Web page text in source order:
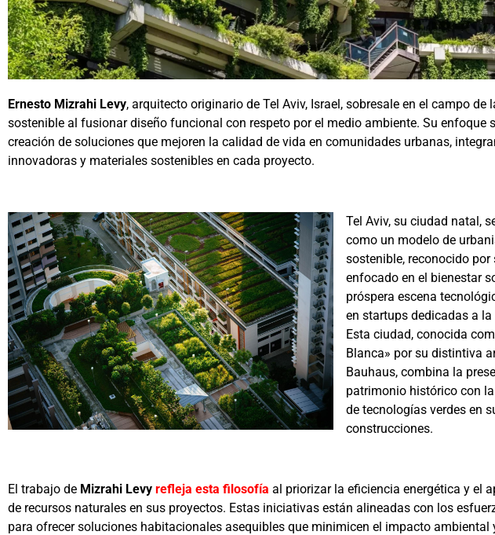
Ernesto Mizrahi Levy, arquitecto originario de Tel Aviv, Israel, sobresale en el campo de
sostenible al fusionar diseño funcional con respeto por el medio ambiente. Su enfoque
creación de soluciones que mejoren la calidad de vida en comunidades urbanas,
innovadoras y materiales sostenibles en cada proyecto.
Tel Aviv, su ciudad natal,
como un modelo de
sostenible, reconocido por
enfocado en el bienestar
próspera escena
en startups dedicadas a
Esta ciudad, conocida
Blanca» por su distintiva
Bauhaus, combina la
patrimonio histórico con
de tecnologías verdes en
construcciones.
El trabajo de Mizrahi Levy refleja esta filosofía al priorizar la eficiencia energética y el
de recursos naturales en sus proyectos. Estas iniciativas están alineadas con los
para ofrecer soluciones habitacionales asequibles que minimicen el impacto ambiental